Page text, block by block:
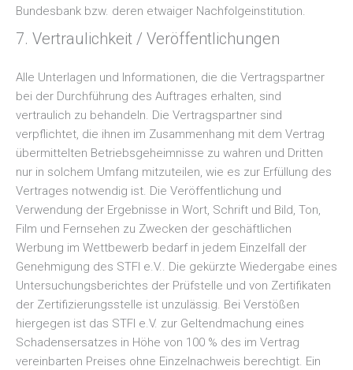
Bundesbank bzw. deren etwaiger Nachfolgeinstitution.
7. Vertraulichkeit / Veröffentlichungen
Alle Unterlagen und Informationen, die die Vertragspartner
bei der Durchführung des Auftrages erhalten, sind
vertraulich zu behandeln. Die Vertragspartner sind
verpflichtet, die ihnen im Zusammenhang mit dem Vertrag
übermittelten Betriebsgeheimnisse zu wahren und Dritten
nur in solchem Umfang mitzuteilen, wie es zur Erfüllung des
Vertrages notwendig ist. Die Veröffentlichung und
Verwendung der Ergebnisse in Wort, Schrift und Bild, Ton,
Film und Fernsehen zu Zwecken der geschäftlichen
Werbung im Wettbewerb bedarf in jedem Einzelfall der
Genehmigung des STFI e.V.. Die gekürzte Wiedergabe eines
Untersuchungsberichtes der Prüfstelle und von Zertifikaten
der Zertifizierungsstelle ist unzulässig. Bei Verstößen
hiergegen ist das STFI e.V. zur Geltendmachung eines
Schadensersatzes in Höhe von 100 % des im Vertrag
vereinbarten Preises ohne Einzelnachweis berechtigt. Ein